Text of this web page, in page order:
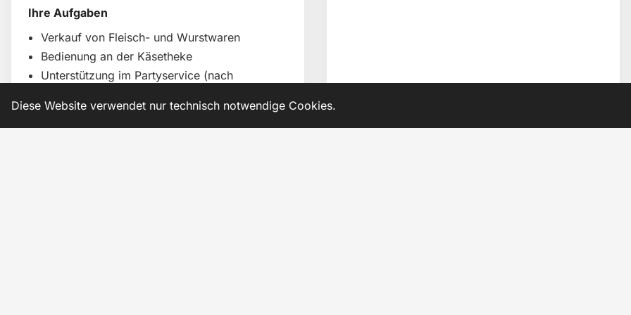
Ihre Aufgaben
Verkauf von Fleisch- und Wurstwaren
Bedienung an der Käsetheke
Unterstützung im Partyservice (nach
Diese Website verwendet nur technisch notwendige Cookies.